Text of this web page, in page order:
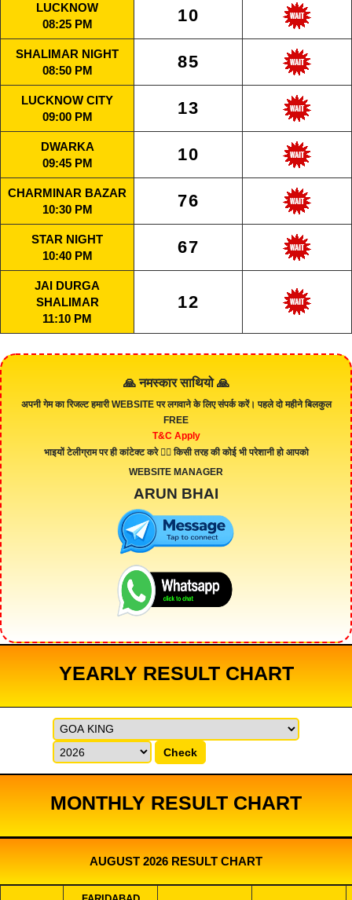
LUCKNOW
08:25 PM
10
SHALIMAR NIGHT
08:50 PM
85
LUCKNOW CITY
09:00 PM
13
DWARKA
09:45 PM
10
CHARMINAR BAZAR
10:30 PM
76
STAR NIGHT
10:40 PM
67
JAI DURGA
SHALIMAR
11:10 PM
12
🙏 नमस्कार साथियो 🙏
अपनी गेम का रिजल्ट हमारीWEBSITEपर लगवाने के लिए संपर्क करें। पहले दो महीने बिलकुल
FREE
T&C Apply
भाइयों टेलीग्राम पर ही कांटेक्ट करे 👇🏻 किसी तरह की कोई भी परेशानी हो आपको
WEBSITE MANAGER
ARUN BHAI
YEARLY RESULT CHART
Check
MONTHLY RESULT CHART
AUGUST 2026 RESULT CHART